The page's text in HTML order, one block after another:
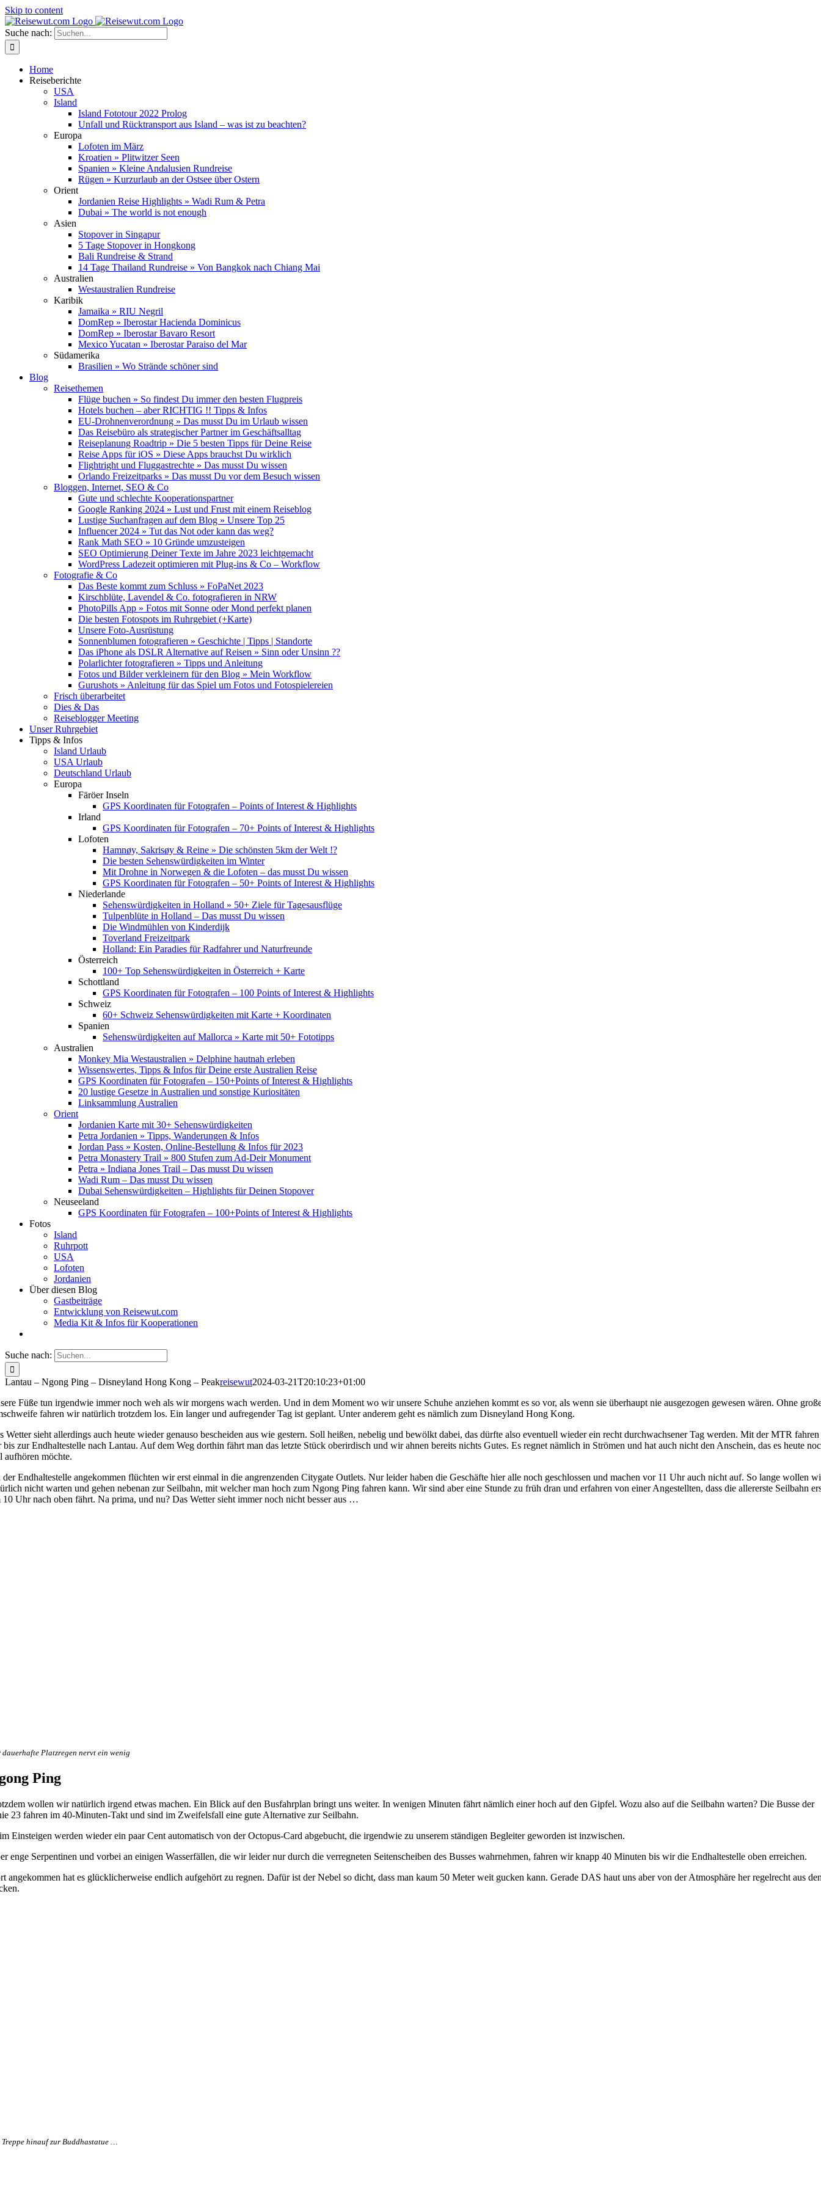
Skip to content
Suche nach:
Home
Reiseberichte
USA
Island
Island Fototour 2022 Prolog
Unfall und Rücktransport aus Island – was ist zu beachten?
Europa
Lofoten im März
Kroatien » Plitwitzer Seen
Spanien » Kleine Andalusien Rundreise
Rügen » Kurzurlaub an der Ostsee über Ostern
Orient
Jordanien Reise Highlights » Wadi Rum & Petra
Dubai » The world is not enough
Asien
Stopover in Singapur
5 Tage Stopover in Hongkong
Bali Rundreise & Strand
14 Tage Thailand Rundreise » Von Bangkok nach Chiang Mai
Australien
Westaustralien Rundreise
Karibik
Jamaika » RIU Negril
DomRep » Iberostar Hacienda Dominicus
DomRep » Iberostar Bavaro Resort
Mexico Yucatan » Iberostar Paraiso del Mar
Südamerika
Brasilien » Wo Strände schöner sind
Blog
Reisethemen
Flüge buchen » So findest Du immer den besten Flugpreis
Hotels buchen – aber RICHTIG !! Tipps & Infos
EU-Drohnenverordnung » Das musst Du im Urlaub wissen
Das Reisebüro als strategischer Partner im Geschäftsalltag
Reiseplanung Roadtrip » Die 5 besten Tipps für Deine Reise
Reise Apps für iOS » Diese Apps brauchst Du wirklich
Flightright und Fluggastrechte » Das musst Du wissen
Orlando Freizeitparks » Das musst Du vor dem Besuch wissen
Bloggen, Internet, SEO & Co
Gute und schlechte Kooperationspartner
Google Ranking 2024 » Lust und Frust mit einem Reiseblog
Lustige Suchanfragen auf dem Blog » Unsere Top 25
Influencer 2024 » Tut das Not oder kann das weg?
Rank Math SEO » 10 Gründe umzusteigen
SEO Optimierung Deiner Texte im Jahre 2023 leichtgemacht
WordPress Ladezeit optimieren mit Plug-ins & Co – Workflow
Fotografie & Co
Das Beste kommt zum Schluss » FoPaNet 2023
Kirschblüte, Lavendel & Co. fotografieren in NRW
PhotoPills App » Fotos mit Sonne oder Mond perfekt planen
Die besten Fotospots im Ruhrgebiet (+Karte)
Unsere Foto-Ausrüstung
Sonnenblumen fotografieren » Geschichte | Tipps | Standorte
Das iPhone als DSLR Alternative auf Reisen » Sinn oder Unsinn ??
Polarlichter fotografieren » Tipps und Anleitung
Fotos und Bilder verkleinern für den Blog » Mein Workflow
Gurushots » Anleitung für das Spiel um Fotos und Fotospielereien
Frisch überarbeitet
Dies & Das
Reiseblogger Meeting
Unser Ruhrgebiet
Tipps & Infos
Island Urlaub
USA Urlaub
Deutschland Urlaub
Europa
Färöer Inseln
GPS Koordinaten für Fotografen – Points of Interest & Highlights
Irland
GPS Koordinaten für Fotografen – 70+ Points of Interest & Highlights
Lofoten
Hamnøy, Sakrisøy & Reine » Die schönsten 5km der Welt !?
Die besten Sehenswürdigkeiten im Winter
Mit Drohne in Norwegen & die Lofoten – das musst Du wissen
GPS Koordinaten für Fotografen – 50+ Points of Interest & Highlights
Niederlande
Sehenswürdigkeiten in Holland » 50+ Ziele für Tagesausflüge
Tulpenblüte in Holland – Das musst Du wissen
Die Windmühlen von Kinderdijk
Toverland Freizeitpark
Holland: Ein Paradies für Radfahrer und Naturfreunde
Österreich
100+ Top Sehenswürdigkeiten in Österreich + Karte
Schottland
GPS Koordinaten für Fotografen – 100 Points of Interest & Highlights
Schweiz
60+ Schweiz Sehenswürdigkeiten mit Karte + Koordinaten
Spanien
Sehenswürdigkeiten auf Mallorca » Karte mit 50+ Fototipps
Australien
Monkey Mia Westaustralien » Delphine hautnah erleben
Wissenswertes, Tipps & Infos für Deine erste Australien Reise
GPS Koordinaten für Fotografen – 150+Points of Interest & Highlights
20 lustige Gesetze in Australien und sonstige Kuriositäten
Linksammlung Australien
Orient
Jordanien Karte mit 30+ Sehenswürdigkeiten
Petra Jordanien » Tipps, Wanderungen & Infos
Jordan Pass » Kosten, Online-Bestellung & Infos für 2023
Petra Monastery Trail » 800 Stufen zum Ad-Deir Monument
Petra » Indiana Jones Trail – Das musst Du wissen
Wadi Rum – Das musst Du wissen
Dubai Sehenswürdigkeiten – Highlights für Deinen Stopover
Neuseeland
GPS Koordinaten für Fotografen – 100+Points of Interest & Highlights
Fotos
Island
Ruhrpott
USA
Lofoten
Jordanien
Über diesen Blog
Gastbeiträge
Entwicklung von Reisewut.com
Media Kit & Infos für Kooperationen
Suche nach:
Lantau – Ngong Ping – Disneyland Hong Kong – Peakreisewut2024-03-21T20:10:23+01:00
Füße tun irgendwie immer noch weh als wir morgens wach werden. Und in dem Moment wo wir unsere Schuhe anziehen kommt es so vor, als wenn sie überhaupt nie ausgezogen gewesen wären. Ohne
fahren wir natürlich trotzdem los. Ein langer und aufregender Tag ist geplant. Unter anderem geht es nämlich zum Disneyland Hong Kong.
Wetter sieht allerdings auch heute wieder genauso bescheiden aus wie gestern. Soll heißen, nebelig und bewölkt dabei, das dürfte also eventuell wieder ein recht durchwachsener Tag werden. Mit der MTR fahren
bis zur Endhaltestelle nach Lantau. Auf dem Weg dorthin fährt man das letzte Stück oberirdisch und wir ahnen bereits nichts Gutes. Es regnet nämlich in Strömen und hat auch nicht den Anschein, das es heute
aufhören möchte.
Endhaltestelle angekommen flüchten wir erst einmal in die angrenzenden Citygate Outlets. Nur leider haben die Geschäfte hier alle noch geschlossen und machen vor 11 Uhr auch nicht auf. So lange wollen
nicht warten und gehen nebenan zur Seilbahn, mit welcher man hoch zum Ngong Ping fahren kann. Wir sind aber eine Stunde zu früh dran und erfahren von einer Angestellten, dass die allererste Seilbahn
10 Uhr nach oben fährt. Na prima, und nu? Das Wetter sieht immer noch nicht besser aus …
dauerhafte Platzregen nervt ein wenig
Ping
wollen wir natürlich irgend etwas machen. Ein Blick auf den Busfahrplan bringt uns weiter. In wenigen Minuten fährt nämlich einer hoch auf den Gipfel. Wozu also auf die Seilbahn warten? Die Busse der
23 fahren im 40-Minuten-Takt und sind im Zweifelsfall eine gute Alternative zur Seilbahn.
Einsteigen werden wieder ein paar Cent automatisch von der Octopus-Card abgebucht, die irgendwie zu unserem ständigen Begleiter geworden ist inzwischen.
enge Serpentinen und vorbei an einigen Wasserfällen, die wir leider nur durch die verregneten Seitenscheiben des Busses wahrnehmen, fahren wir knapp 40 Minuten bis wir die Endhaltestelle oben erreichen.
angekommen hat es glücklicherweise endlich aufgehört zu regnen. Dafür ist der Nebel so dicht, dass man kaum 50 Meter weit gucken kann. Gerade DAS haut uns aber von der Atmosphäre her regelrecht aus
Treppe hinauf zur Buddhastatue …